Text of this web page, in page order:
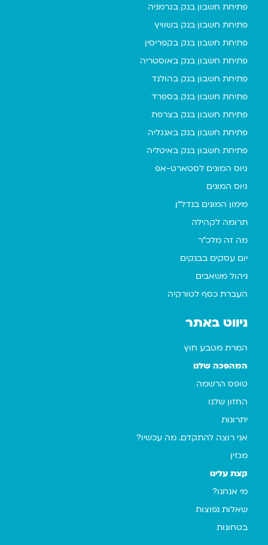
פתיחת חשבון בנק בגרמניה
פתיחת חשבון בנק בשוויץ
פתיחת חשבון בנק בקפריסין
פתיחת חשבון בנק באוסטריה
פתיחת חשבון בנק בהולנד
פתיחת חשבון בנק בספרד
פתיחת חשבון בנק בצרפת
פתיחת חשבון בנק באנגליה
פתיחת חשבון בנק באיטליה
גיוס המונים לסטארט-אפ
גיוס המונים
מימון המונים בנדל"ן
תרומה לקהילה
מה זה מלכ"ר
יום עסקים בבנקים
ניהול משאבים
העברת כסף לטורקיה
ניווט באתר
המרת מטבע חוץ
המהפכה שלנו
טופס הרשמה
החזון שלנו
יתרונות
אני רוצה להתקדם. מה עכשיו?
מגזין
קצת עלינו
מי אנחנו?
שאלות נפוצות
בטחונות